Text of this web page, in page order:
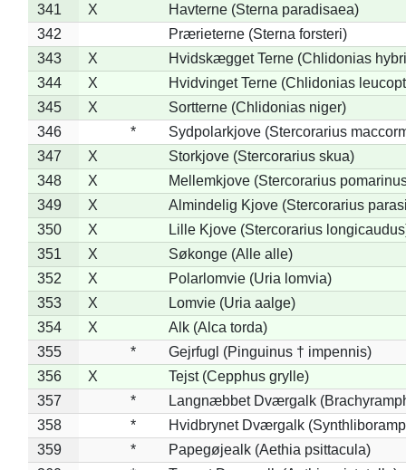
341
X
Havterne (Sterna paradisaea)
342
Prærieterne (Sterna forsteri)
343
X
Hvidskægget Terne (Chlidonias
344
X
Hvidvinget Terne (Chlidonias
345
X
Sortterne (Chlidonias niger)
346
*
Sydpolarkjove (Stercorarius
347
X
Storkjove (Stercorarius skua)
348
X
Mellemkjove (Stercorarius
349
X
Almindelig Kjove (Stercorarius
350
X
Lille Kjove (Stercorarius
351
X
Søkonge (Alle alle)
352
X
Polarlomvie (Uria lomvia)
353
X
Lomvie (Uria aalge)
354
X
Alk (Alca torda)
355
*
Gejrfugl (Pinguinus † impennis)
356
X
Tejst (Cepphus grylle)
357
*
Langnæbbet Dværgalk
358
*
Hvidbrynet Dværgalk
359
*
Papegøjealk (Aethia psittacula)